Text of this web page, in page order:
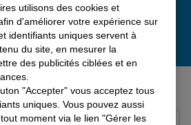
nos agences Allianz
utilisons des cookies et
d'améliorer votre expérience sur
identifiants uniques servent à
du site, en mesurer la
des publicités ciblées et en
"Accepter" vous acceptez tous
uniques. Vous pouvez aussi
moment via le lien "Gérer les